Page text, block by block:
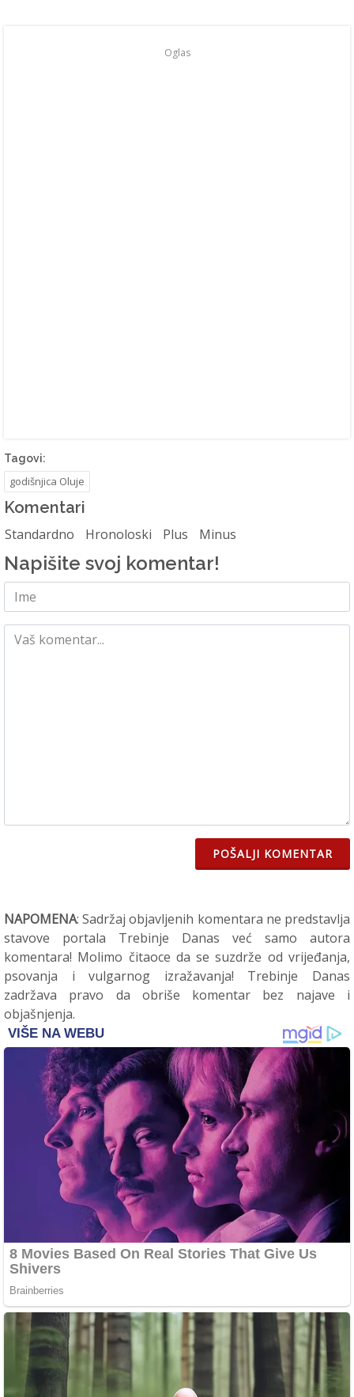
Oglas
Tagovi:
godišnjica Oluje
Komentari
Standardno Hronoloski Plus Minus
Napišite svoj komentar!
POŠALJI KOMENTAR
NAPOMENA: Sadržaj objavljenih komentara ne predstavlja
stavove portala Trebinje Danas već samo autora
komentara! Molimo čitaoce da se suzdrže od vrijeđanja,
psovanja i vulgarnog izražavanja! Trebinje Danas
zadržava pravo da obriše komentar bez najave i
objašnjenja.